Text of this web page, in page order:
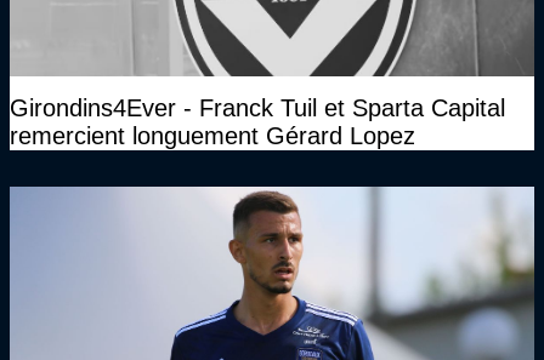
Girondins4Ever - Franck Tuil et Sparta Capital
remercient longuement Gérard Lopez